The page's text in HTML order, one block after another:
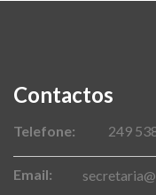
Contactos
Telefone: 249
Email: